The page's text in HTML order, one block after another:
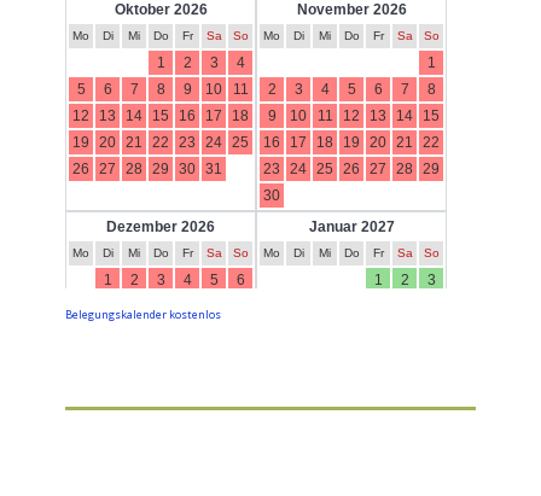
Belegungskalender kostenlos